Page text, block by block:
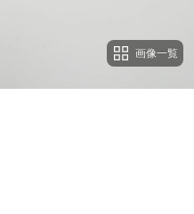
画像一覧